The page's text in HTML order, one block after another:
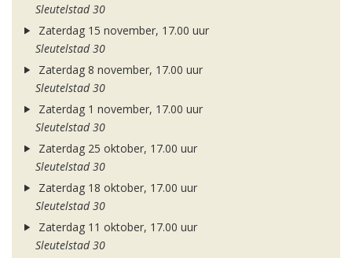
Sleutelstad 30
Zaterdag 15 november, 17.00 uur
Sleutelstad 30
Zaterdag 8 november, 17.00 uur
Sleutelstad 30
Zaterdag 1 november, 17.00 uur
Sleutelstad 30
Zaterdag 25 oktober, 17.00 uur
Sleutelstad 30
Zaterdag 18 oktober, 17.00 uur
Sleutelstad 30
Zaterdag 11 oktober, 17.00 uur
Sleutelstad 30